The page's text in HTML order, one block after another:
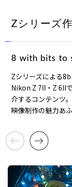
Zシリーズ
8 with bits to
Zシリーズによる
Nikon Z 7II・Z 6II
介するコンテンツ。
映像制作の魅力あ